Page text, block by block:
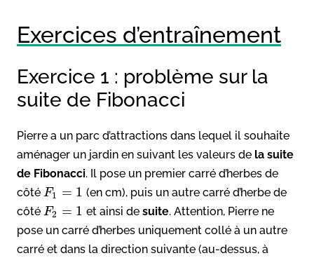
Exercices d’entraînement
Exercice 1 : problème sur la
suite de Fibonacci
Pierre a un parc d’attractions dans lequel il souhaite
aménager un jardin en suivant les valeurs de la suite
de Fibonacci. Il pose un premier carré d’herbes de
côté F1 = 1 (en cm), puis un autre carré d’herbe de
côté F2 = 1 et ainsi de suite. Attention, Pierre ne
pose un carré d’herbes uniquement collé à un autre
carré et dans la direction suivante (au-dessus, à